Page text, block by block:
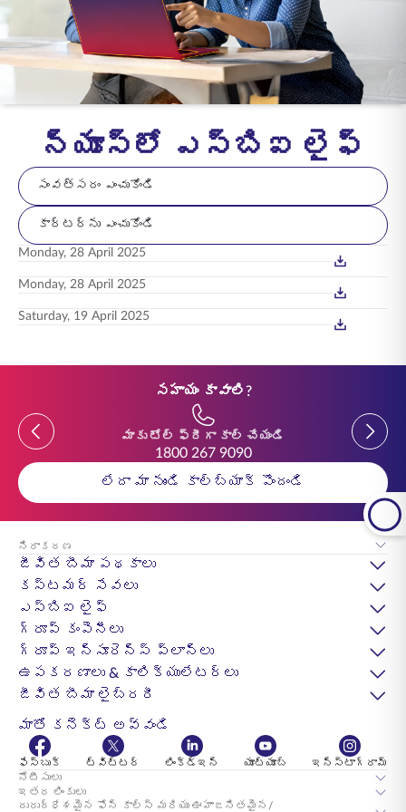
ENGLISH
ఆన్‌లైన్‌లో కొనండి ప్రీమియం చెల్లించండి
1800 267 9090
న్యూస్‌లో ఎస్‌బిఐ లైఫ్
సంవత్సరం ఎంచుకోండి
కార్టర్‌ను ఎంచుకోండి
Monday, 28 April 2025
Monday, 28 April 2025
Saturday, 19 April 2025
సహాయం కావాలి?
Previous
మాకు టోల్ ఫ్రీగా కాల్ చేయండి
1800 267 9090
Previous
లేదా మా నుండి కాల్‌బ్యాక్ పొందండి
నిరాకరణ
జీవిత బీమా పథకాలు
కస్టమర్ సేవలు
ఎస్‌బిఐ లైఫ్
గ్రూప్ కంపెనీలు
గ్రూప్ ఇన్సూరెన్స్ ప్లాన్లు
ఉపకరణాలు & కాలిక్యులేటర్లు
జీవిత బీమా లైబ్రరీ
మాతో కనెక్ట్ అవ్వండి
ఫేస్బుక్ ట్విట్టర్ లింక్డ్ఇన్ యూట్యూబ్
ఇన్స్టాగ్రామ్
నోటీసులు
ఇతర లింకులు
దురుద్ధేశమైన ఫోన్ కాల్స్ మరియు ఊహాజనితమైన/